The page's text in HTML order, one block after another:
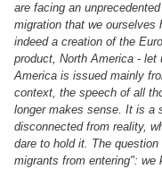
are facing an
migration that we ourselves
indeed a creation of the
product, North America -
America is issued mainly
context, the speech of all
longer makes sense. It is a
disconnected from reality,
dare to hold it. The
migrants from entering":